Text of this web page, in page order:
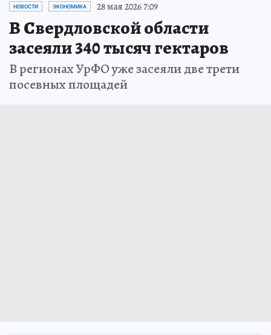
НОВОСТИ ЭКОНОМИКА 28 мая 2026 7:09
В Свердловской области
засеяли 340 тысяч гектаров
В регионах УрФО уже засеяли две трети
посевных площадей